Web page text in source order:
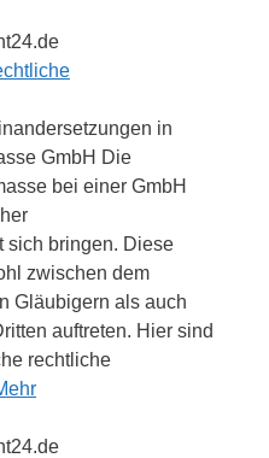
in
GmbH Die
bei einer GmbH
sich bringen. Diese
zwischen dem
Gläubigern als auch
auftreten. Hier sind
rechtliche